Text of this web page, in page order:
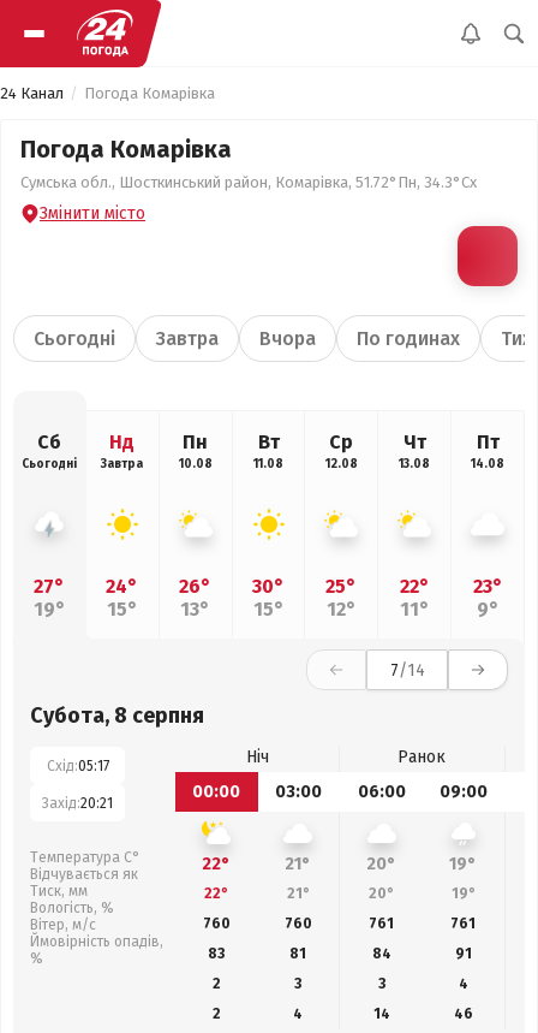
24 Канал Погода Комарівка
Погода Комарівка
Сумська обл., Шосткинський район, Комарівка, 51.72°Пн, 34.3°Сх
Змінити місто
Сьогодні Завтра Вчора По годинах
Сб
Сьогодні
27°
19°
Нд
Завтра
24°
15°
Пн
10.08
26°
13°
Вт
11.08
30°
15°
Ср
12.08
25°
12°
Чт
13.08
22°
11°
Пт
14.08
23°
9°
7/14
Субота, 8 серпня
Схід:05:17
Захід:20:21
Температура С°
Відчувається як
Тиск, мм
Вологість, %
Вітер, м/с
Ймовірність опадів,
%
Ніч
Ранок
00:00
03:00 06:00 09:00
22° 21° 20° 19°
22° 21° 20° 19°
760
760 761 761
83
81 84 91
2
3 3
4
2
4 14 46